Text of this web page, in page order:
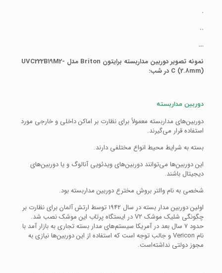
.
..
…
نمونه تصویر دوربین مداربسته برایتون Briton مدل UVC222B19M2-
C (2.8mm) در شب:
دوربین مداربسته
دوربین‌های مداربسته معمولاً برای نظارت بر اماکن داخلی و خارجی مورد
استفاده قرار می‌گیرند.
بسته به شرایط محیط انواع مختلفی دارند.
این دوربین‌ها می‌توانند دوربین‌های ویدئویی آنالوگ و یا دوربین‌های
دیجیتال باشند.
شخصی به نام والتر بروش مخترع دوربین مداربسته بود.
اولین دوربین مدار بسته در سال ۱۹۴۲ توسط ارتش آلمان برای نظارت بر
چگونگی شلیک موشک V2 در ایستگاه پرتاب این موشک نصب شد.
حدود ۷ سال بعد در آمریکا سیستم‌های مدار بسته تجاری به بازار آمد با
نام Vericon و جالب توجه است که استفاده از این دوربین‌ها نیازی به
مجوز دولتی نداشته‌است.